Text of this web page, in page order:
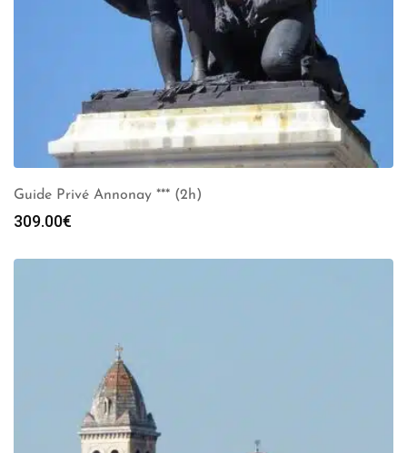
Guide Privé Annonay *** (2h)
309.00€